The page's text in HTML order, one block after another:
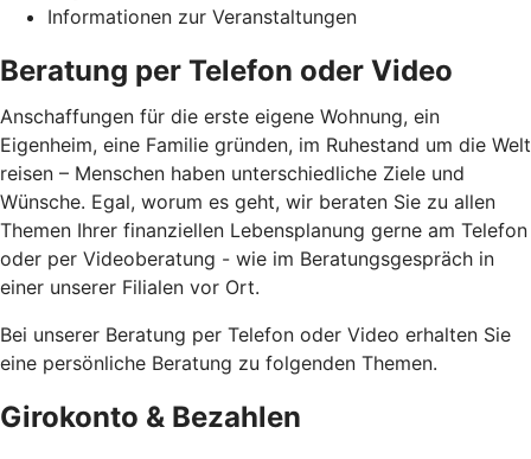
Informationen zur Veranstaltungen
Beratung per Telefon oder Video
Anschaffungen für die erste eigene Wohnung, ein
Eigenheim, eine Familie gründen, im Ruhestand um die Welt
reisen – Menschen haben unterschiedliche Ziele und
Wünsche. Egal, worum es geht, wir beraten Sie zu allen
Themen Ihrer finanziellen Lebensplanung gerne am Telefon
oder per Videoberatung - wie im Beratungsgespräch in
einer unserer Filialen vor Ort.
Bei unserer Beratung per Telefon oder Video erhalten Sie
eine persönliche Beratung zu folgenden Themen.
Girokonto & Bezahlen